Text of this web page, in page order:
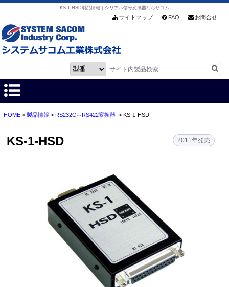
KS-1-HSD製品情報｜シリアル信号変換器ならサコム
サイトマップ FAQ お問合せ
HOME
お客様サポート
会社情報
HOME> 製品情報 > RS232C⇔RS422変換器> KS-1-HSD
KS-1-HSD 2011年発売